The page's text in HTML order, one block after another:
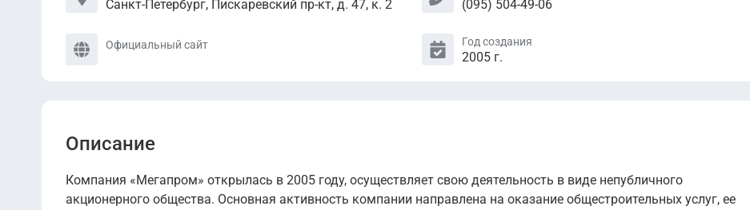
Санкт-Петербург, Пискаревский пр-кт, д. 47, к. 2 (095) 504-49-06
Официальный сайт Год создания
2005 г.
Описание
Компания «Мегапром» открылась в 2005 году, осуществляет свою деятельность в виде непубличного
акционерного общества. Основная активность компании направлена на оказание общестроительных услуг, ее